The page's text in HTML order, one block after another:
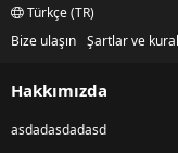
Türkçe (TR)
Bize ulaşın Şartlar ve
Hakkımızda
asdadasdadasd